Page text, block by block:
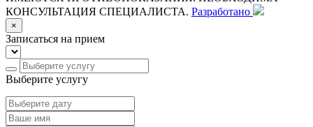
КОНСУЛЬТАЦИЯ СПЕЦИАЛИСТА. Разработано
×
Записаться на прием
Выберите услугу